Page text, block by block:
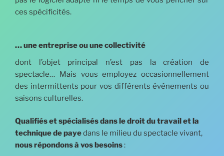
ces spécificités.
… une entreprise ou une collectivité
dont l’objet principal n’est pas la création de
spectacle… Mais vous employez occasionnellement
des intermittents pour vos différents événements ou
saisons culturelles.
Qualifiés et spécialisés dans le droit du travail et la
technique de payedans le milieu du spectacle vivant,
nous répondons à vos besoins: